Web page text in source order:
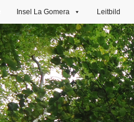
Insel La Gomera Leitbild